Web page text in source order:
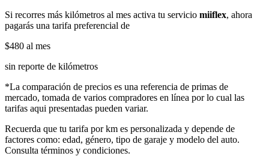
Si recorres más kilómetros al mes activa tu servicio miiflex, ahora
pagarás una tarifa preferencial de
$480 al mes
sin reporte de kilómetros
*La comparación de precios es una referencia de primas de
mercado, tomada de varios compradores en línea por lo cual las
tarifas aqui presentadas pueden variar.
Recuerda que tu tarifa por km es personalizada y depende de
factores como: edad, género, tipo de garaje y modelo del auto.
Consulta términos y condiciones.